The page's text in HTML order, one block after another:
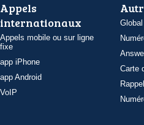
Appels
internationaux
Appels mobile ou sur ligne
fixe
app iPhone
app Android
VoIP
Carte
Rappel